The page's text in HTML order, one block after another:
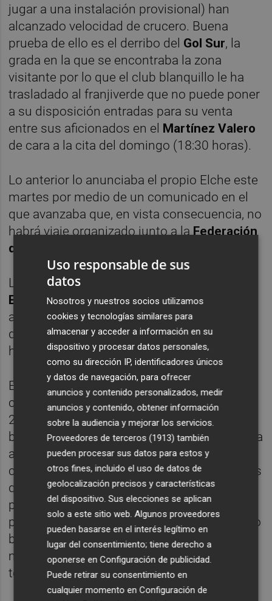
jugar a una instalación provisional) han
alcanzado velocidad de crucero. Buena
prueba de ello es el derribo del Gol Sur, la
grada en la que se encontraba la zona
visitante por lo que el club blanquillo le ha
trasladado al franjiverde que no puede poner
a su disposición entradas para su venta
entre sus aficionados en el Martínez Valero
de cara a la cita del domingo (18:30 horas).
Lo anterior lo anunciaba el propio Elche este
martes por medio de un comunicado en el
que avanzaba que, en vista consecuencia, no
habrá viaje organizado junto a la Federación
de Peñas
Lo anterior no quiere decir que el equipo de
Eder Sarabiano vaya a estar arropado por
aficionados franjiverdes el domingo, pero sí
que sean muchos menos de los que lo
hubiesen sido en condiciones normales.
El aforo de La Romareda ha pasado esta
campaña de las 34.500 localidades a las
25.000, cuando el número de abonados
blanquillos es de 24.000. El Real Zaragoza ha
activado recientemente un sistema de
cesión de abonos, para permitir que aquellos
que no puedan asistir a un encuentro
pongan su asiento a disposición del club
para que este lo comercialice (compartiendo
beneficios con el abonado) de cara al
mismo. Además, ha tenido que reubicar a
todos sus abonados del Gol Sur.
Uso responsable de sus
datos
Nosotros y nuestros socios utilizamos
cookies y tecnologías similares para
almacenar y acceder a información en su
dispositivo y procesar datos personales,
como su dirección IP, identificadores únicos
y datos de navegación, para ofrecer
anuncios y contenido personalizados, medir
anuncios y contenido, obtener información
sobre la audiencia y mejorar los servicios.
Proveedores de terceros (1913) también
pueden procesar sus datos para estos y
otros fines, incluido el uso de datos de
geolocalización precisos y características
del dispositivo. Sus elecciones se aplican
solo a este sitio web. Algunos proveedores
pueden basarse en el interés legítimo en
lugar del consentimiento; tiene derecho a
oponerse enConfiguración de publicidad.
Puede retirar su consentimiento en
cualquier momento enConfiguración de